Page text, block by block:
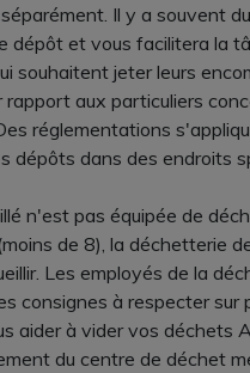
Il y a souvent
dépôt et vous facilitera la
souhaitent jeter leurs
rapport aux particuliers
réglementations
dépôts dans des endroits
n'est pas équipée de
de 8), la déchetterie
Les employés de la
consignes à respecter sur
aider à vider vos déchets
du centre de déchet